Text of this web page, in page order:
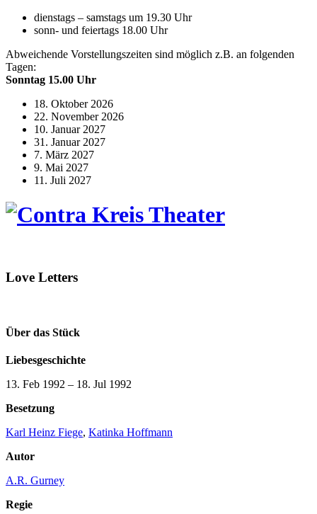
dienstags – samstags um 19.30 Uhr
sonn- und feiertags 18.00 Uhr
Abweichende Vorstellungszeiten sind möglich z.B. an folgenden
Tagen:
Sonntag 15.00 Uhr
18. Oktober 2026
22. November 2026
10. Januar 2027
31. Januar 2027
7. März 2027
9. Mai 2027
11. Juli 2027
Love Letters
Über das Stück
Liebesgeschichte
13. Feb 1992 – 18. Jul 1992
Besetzung
Karl Heinz Fiege, Katinka Hoffmann
Autor
A.R. Gurney
Regie